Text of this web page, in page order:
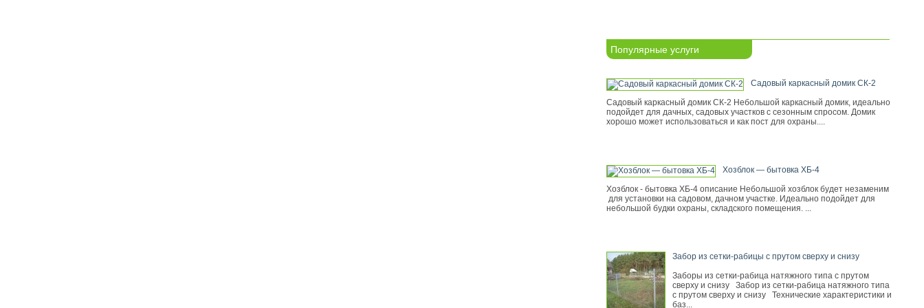
Популярные услуги
Садовый каркасный домик СК-2
Садовый каркасный домик СК-2 Небольшой каркасный домик, идеально
подойдет для дачных, садовых участков с сезонным спросом. Домик
хорошо может использоваться и как пост для охраны....
Хозблок — бытовка ХБ-4
Хозблок - бытовка ХБ-4 описание Небольшой хозблок будет незаменим
для установки на садовом, дачном участке. Идеально подойдет для
небольшой будки охраны, складского помещения. ...
Забор из сетки-рабицы с прутом сверху и снизу
Заборы из сетки-рабица натяжного типа с прутом
сверху и снизу Забор из сетки-рабица натяжного типа
с прутом сверху и снизу Технические характеристики и
баз...